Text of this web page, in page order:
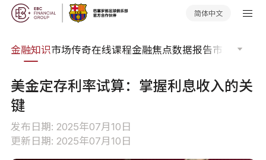
简体中文
金融知识市场传奇在线课程金融焦点数据报告市场分析
美金定存利率试算：掌握利息收入的关
键
发布日期: 2025年07月10日
更新日期: 2025年07月10日